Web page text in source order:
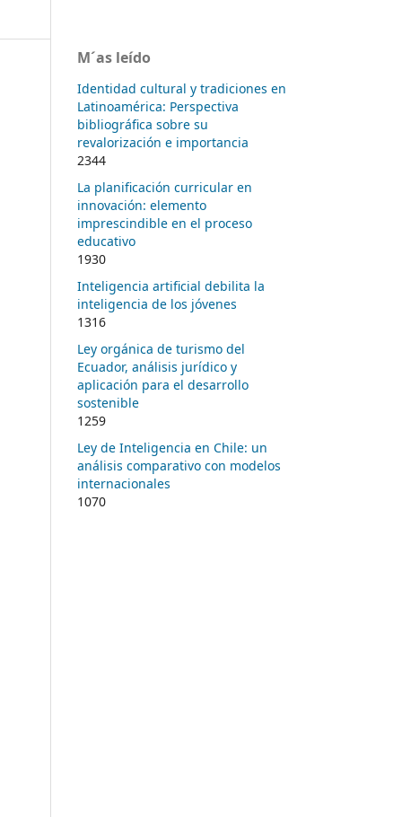
M´as leído
Identidad cultural y tradiciones en
Latinoamérica: Perspectiva
bibliográfica sobre su
revalorización e importancia
2344
La planificación curricular en
innovación: elemento
imprescindible en el proceso
educativo
1930
Inteligencia artificial debilita la
inteligencia de los jóvenes
1316
Ley orgánica de turismo del
Ecuador, análisis jurídico y
aplicación para el desarrollo
sostenible
1259
Ley de Inteligencia en Chile: un
análisis comparativo con modelos
internacionales
1070